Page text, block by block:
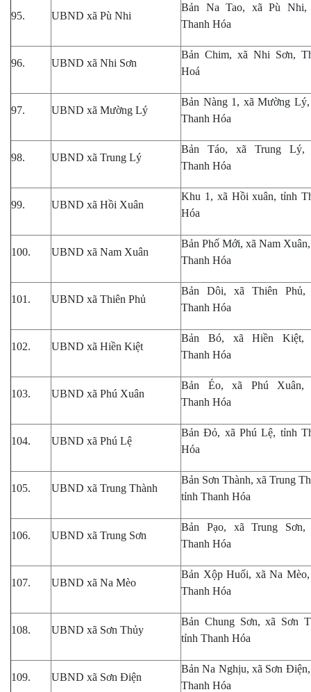
95. UBND xã Pù Nhi
Bản Na Tao, xã Pù Nhi,
Thanh Hóa
96. UBND xã Nhi Sơn
Bản Chim, xã Nhi Sơn,
Hoá
97. UBND xã Mường Lý
Bản Nàng 1, xã Mường
Thanh Hóa
98. UBND xã Trung Lý
Bản Táo, xã Trung Lý,
Thanh Hóa
99. UBND xã Hồi Xuân
Khu 1, xã Hồi xuân, tỉnh
Hóa
100. UBND xã Nam Xuân
Bản Phố Mới, xã Nam
Thanh Hóa
101. UBND xã Thiên Phủ
Bản Dôi, xã Thiên Phủ,
Thanh Hóa
102. UBND xã Hiền Kiệt
Bản Bó, xã Hiền Kiệt,
Thanh Hóa
103. UBND xã Phú Xuân
Bản Éo, xã Phú Xuân,
Thanh Hóa
104. UBND xã Phú Lệ
Bản Đỏ, xã Phú Lệ, tỉnh
Hóa
105. UBND xã Trung Thành
Bản Sơn Thành, xã Trung
tỉnh Thanh Hóa
106. UBND xã Trung Sơn
Bản Pạo, xã Trung Sơn,
Thanh Hóa
107. UBND xã Na Mèo
Bản Xộp Huối, xã Na
Thanh Hóa
108. UBND xã Sơn Thủy
Bản Chung Sơn, xã Sơn
tỉnh Thanh Hóa
109. UBND xã Sơn Điện
Bản Na Nghịu, xã Sơn
Thanh Hóa